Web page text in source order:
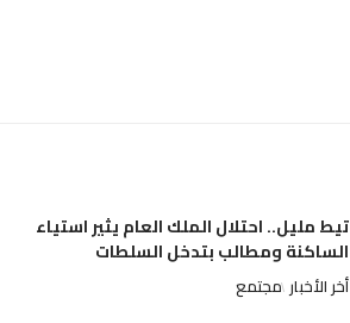
تيط مليل.. احتلال الملك العام يثير استياء
الساكنة ومطالب بتدخل السلطات
أخر الأخبار مجتمع